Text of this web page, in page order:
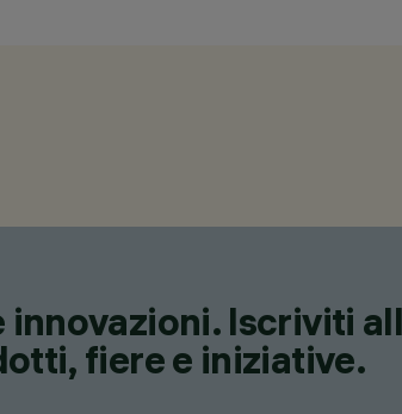
Iscriviti
fiere e iniziative.